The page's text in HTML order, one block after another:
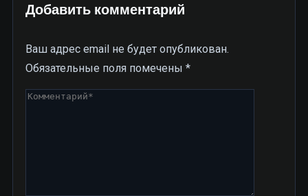
Добавить комментарий
Ваш адрес email не будет опубликован.
Обязательные поля помечены *